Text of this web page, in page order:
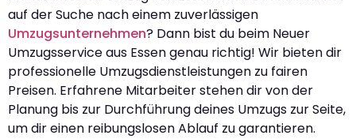
auf der Suche nach einem zuverlässigen
Umzugsunternehmen? Dann bist du beim Neuer
Umzugsservice aus Essen genau richtig! Wir bieten dir
professionelle Umzugsdienstleistungen zu fairen
Preisen. Erfahrene Mitarbeiter stehen dir von der
Planung bis zur Durchführung deines Umzugs zur Seite,
um dir einen reibungslosen Ablauf zu garantieren.